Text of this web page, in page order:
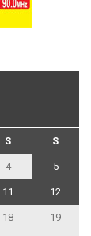
S S
4 5
11 12
18 19